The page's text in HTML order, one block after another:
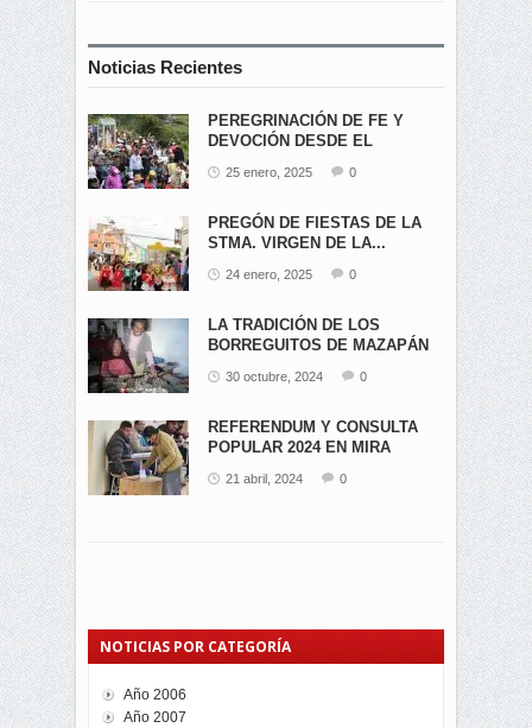
Noticias Recientes
PEREGRINACIÓN DE FE Y
DEVOCIÓN DESDE EL
25 enero, 2025 0
PREGÓN DE FIESTAS DE LA
STMA. VIRGEN DE LA...
24 enero, 2025 0
LA TRADICIÓN DE LOS
BORREGUITOS DE MAZAPÁN
30 octubre, 2024 0
REFERENDUM Y CONSULTA
POPULAR 2024 EN MIRA
21 abril, 2024 0
NOTICIAS POR CATEGORÍA
Año 2006
Año 2007